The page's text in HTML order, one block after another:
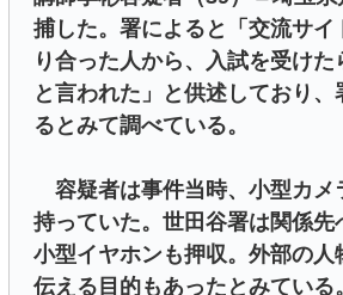
捕した。署によると「交流サイ
り合った人から、入試を受けた
と言われた」と供述しており
るとみて調べている。
容疑者は事件当時、小型カメ
持っていた。世田谷署は関係先
小型イヤホンも押収。外部の人
伝える目的もあったとみている。